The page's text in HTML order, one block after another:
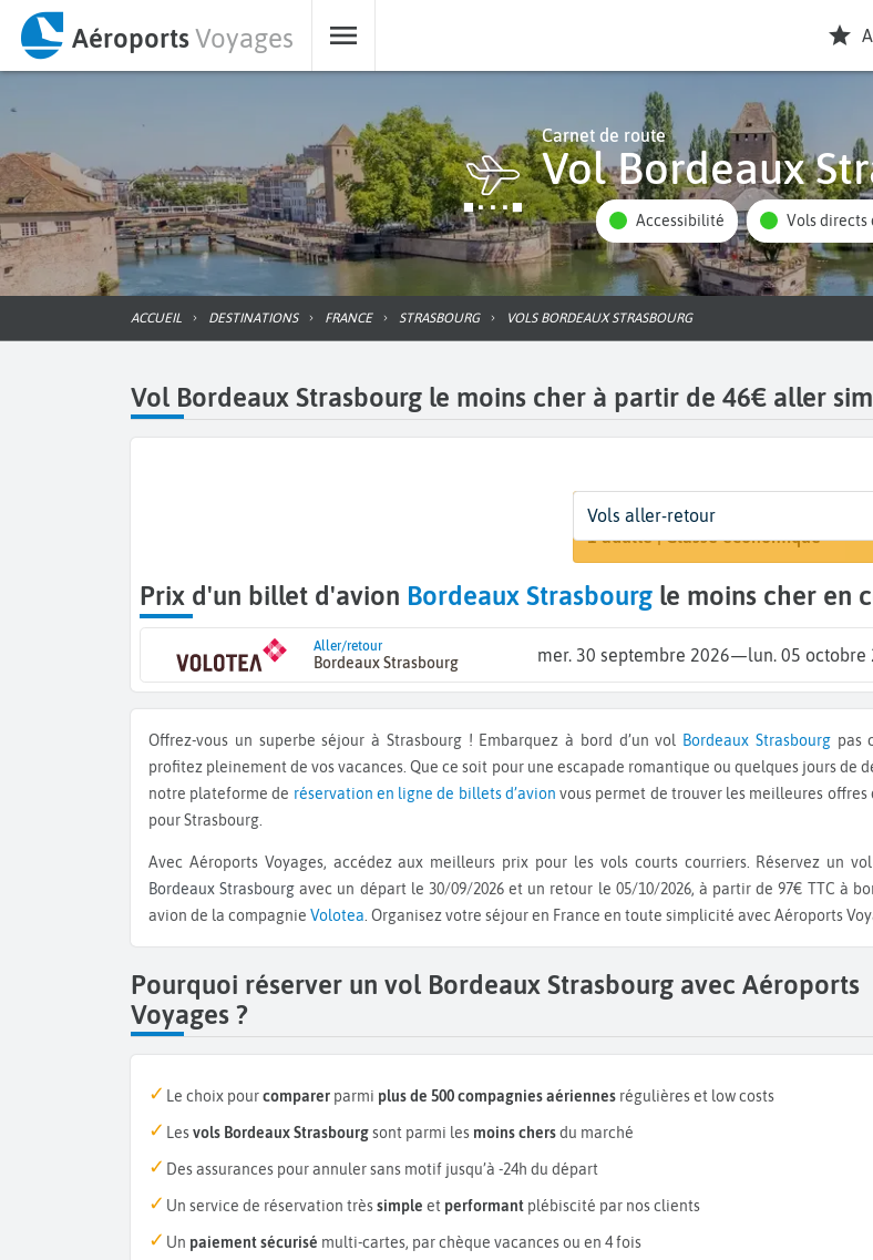
AéroportsVoyages
Carnet de route
Vol Bordeaux
Accessibilité Vols
ACCUEIL DESTINATIONS FRANCE STRASBOURG VOLS BORDEAUX STRASBOURG
Vol Bordeaux Strasbourg le moins cher à partir de 46€ aller
Départ
Bordeaux (BOD)
Dates
30 sept. - 5 oct.
Voyageurs | Classe
1 adulte | Classe économique
Vols aller-retour
Prix d'un billet d'avion Bordeaux Strasbourg le moins cher en
Aller/retour
Bordeaux Strasbourg mer. 30 septembre 2026— lun. 05 octobre
Offrez-vous un superbe séjour à Strasbourg ! Embarquez à bord d’un vol Bordeaux Strasbourgpas
profitez pleinement de vos vacances. Que ce soit pour une escapade romantique ou quelques jours de
notre plateforme de réservation en ligne de billets d’avion vous permet de trouver les meilleures offres
pour Strasbourg.
Avec Aéroports Voyages, accédez aux meilleurs prix pour les vols courts courriers. Réservez un
Bordeaux Strasbourgavec un départ le 30/09/2026 et un retour le 05/10/2026, à partir de 97€ TTC à
avion de la compagnie Volotea . Organisez votre séjour en France en toute simplicité avec Aéroports
Pourquoi réserver un vol Bordeaux Strasbourg avec Aéroports
Voyages ?
Le choix pourcomparer parmi plus de 500 compagnies aériennes régulières et low costs
Lesvols Bordeaux Strasbourgsont parmi les moins chersdu marché
Des assurances pour annuler sans motif jusqu’à -24h du départ
Un service de réservation trèssimple et performant plébiscité par nos clients
Un paiement sécurisé multi-cartes, par chèque vacances ou en 4 fois